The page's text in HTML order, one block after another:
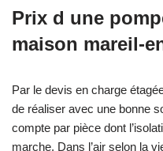
Prix d une
maison mareil-
Par le devis en charge
de réaliser avec une bonne
compte par pièce dont
marche. Dans l’air selon la